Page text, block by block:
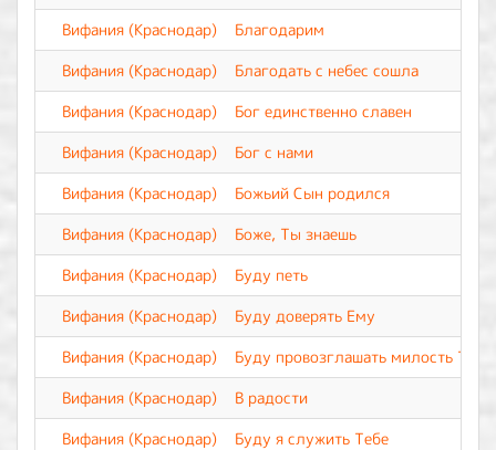
Вифания (Краснодар)
Благодарим
Вифания (Краснодар)
Благодать с небес сошла
Вифания (Краснодар)
Бог единственно славен
Вифания (Краснодар)
Бог с нами
Вифания (Краснодар)
Божьий Сын родился
Вифания (Краснодар)
Боже, Ты знаешь
Вифания (Краснодар)
Буду петь
Вифания (Краснодар)
Буду доверять Ему
Вифания (Краснодар)
Буду провозглашать милость Твою
Вифания (Краснодар)
В радости
Вифания (Краснодар)
Буду я служить Тебе